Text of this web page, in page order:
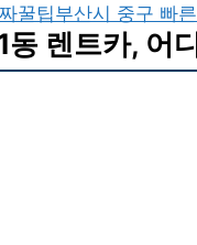
꿀팁부산시 중구 빠
동 렌트카, 어